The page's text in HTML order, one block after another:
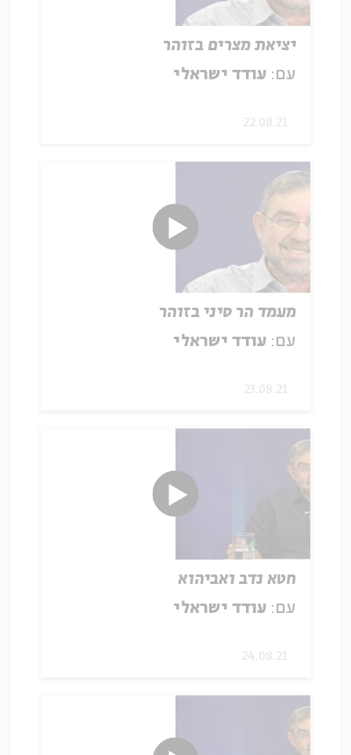
יציאת מצרים בזוהר
עם: עודד ישראלי
22.08.21
מעמד הר סיני בזוהר
עם: עודד ישראלי
23.08.21
חטא נדב ואביהוא
עם: עודד ישראלי
24.08.21